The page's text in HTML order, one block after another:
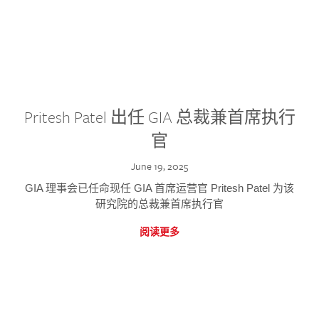
Pritesh Patel 出任 GIA 总裁兼首席执行
官
June 19, 2025
GIA 理事会已任命现任 GIA 首席运营官 Pritesh Patel 为该
研究院的总裁兼首席执行官
阅读更多